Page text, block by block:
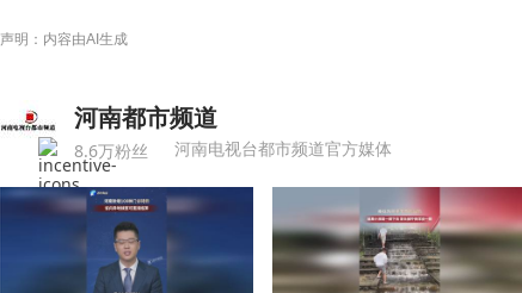
声明：内容由AI生成
河南都市频道
8.6万粉丝 河南电视台都市频道官方媒体